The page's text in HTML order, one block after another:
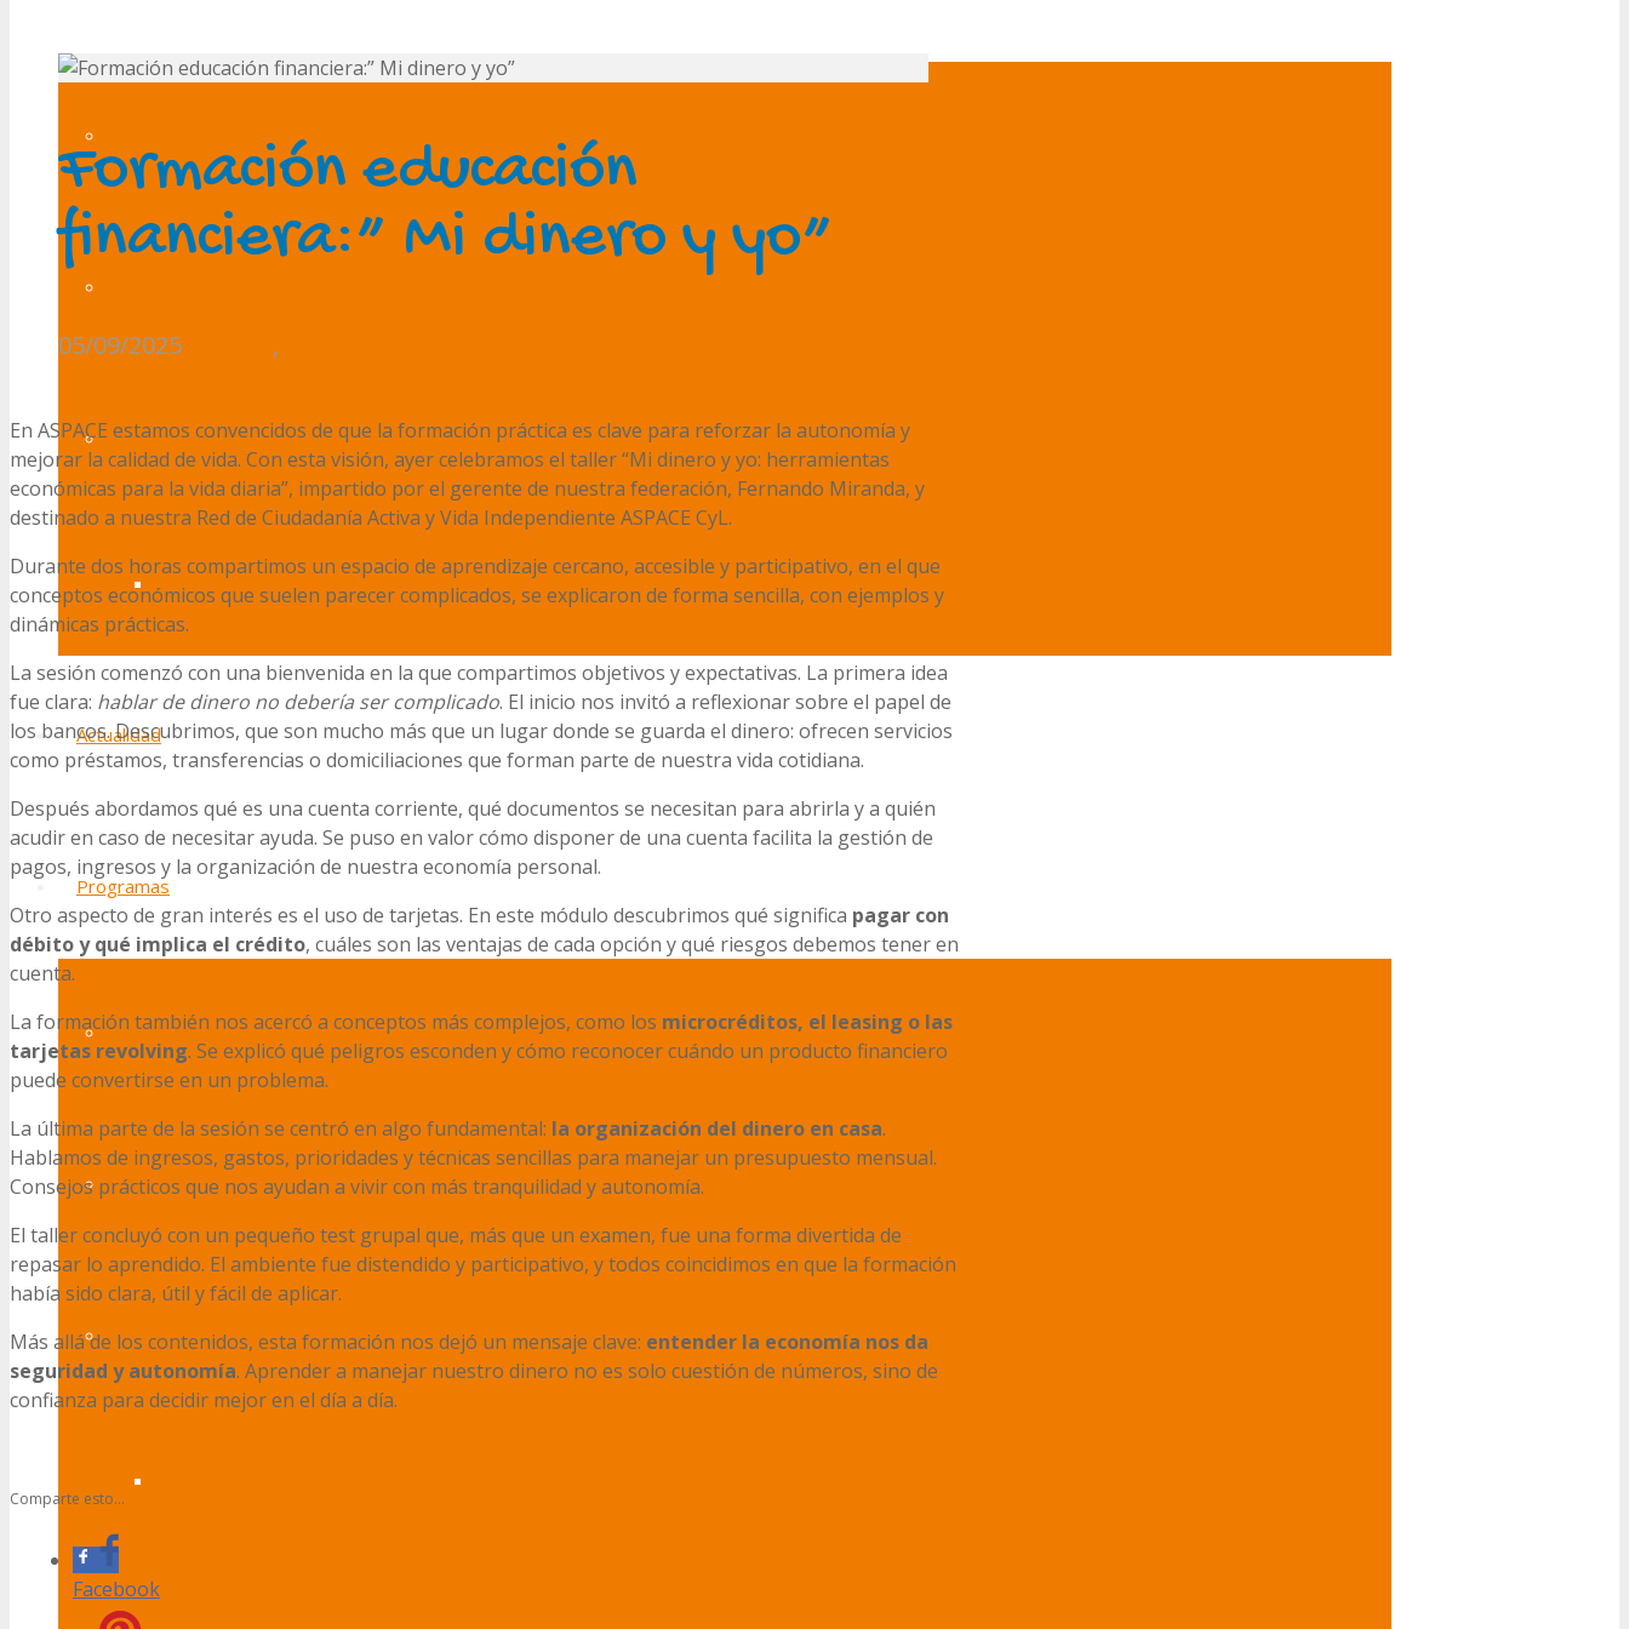
Transparencia
Canal de denuncias
Actualidad
Programas
Ocio y voluntariado
Formación
Envejecimiento
Formación educación
financiera:” Mi dinero y yo”
05/09/2025 ,
En ASPACE estamos convencidos de que la formación práctica es clave para reforzar la autonomía y
mejorar la calidad de vida. Con esta visión, ayer celebramos el taller “Mi dinero y yo: herramientas
económicas para la vida diaria”, impartido por el gerente de nuestra federación, Fernando Miranda, y
destinado a nuestra Red de Ciudadanía Activa y Vida Independiente ASPACE CyL.
Durante dos horas compartimos un espacio de aprendizaje cercano, accesible y participativo, en el que
conceptos económicos que suelen parecer complicados, se explicaron de forma sencilla, con ejemplos y
dinámicas prácticas.
La sesión comenzó con una bienvenida en la que compartimos objetivos y expectativas. La primera idea
fue clara: hablar de dinero no debería ser complicado. El inicio nos invitó a reflexionar sobre el papel de
los bancos. Descubrimos, que son mucho más que un lugar donde se guarda el dinero: ofrecen servicios
como préstamos, transferencias o domiciliaciones que forman parte de nuestra vida cotidiana.
Después abordamos qué es una cuenta corriente, qué documentos se necesitan para abrirla y a quién
acudir en caso de necesitar ayuda. Se puso en valor cómo disponer de una cuenta facilita la gestión de
pagos, ingresos y la organización de nuestra economía personal.
Otro aspecto de gran interés es el uso de tarjetas. En este módulo descubrimos qué significa pagar con
débito y qué implica el crédito, cuáles son las ventajas de cada opción y qué riesgos debemos tener en
cuenta.
La formación también nos acercó a conceptos más complejos, como los microcréditos, el leasing o las
tarjetas revolving. Se explicó qué peligros esconden y cómo reconocer cuándo un producto financiero
puede convertirse en un problema.
La última parte de la sesión se centró en algo fundamental: la organización del dinero en casa.
Hablamos de ingresos, gastos, prioridades y técnicas sencillas para manejar un presupuesto mensual.
Consejos prácticos que nos ayudan a vivir con más tranquilidad y autonomía.
El taller concluyó con un pequeño test grupal que, más que un examen, fue una forma divertida de
repasar lo aprendido. El ambiente fue distendido y participativo, y todos coincidimos en que la formación
había sido clara, útil y fácil de aplicar.
Más allá de los contenidos, esta formación nos dejó un mensaje clave: entender la economía nos da
seguridad y autonomía. Aprender a manejar nuestro dinero no es solo cuestión de números, sino de
confianza para decidir mejor en el día a día.
Comparte esto...
Facebook